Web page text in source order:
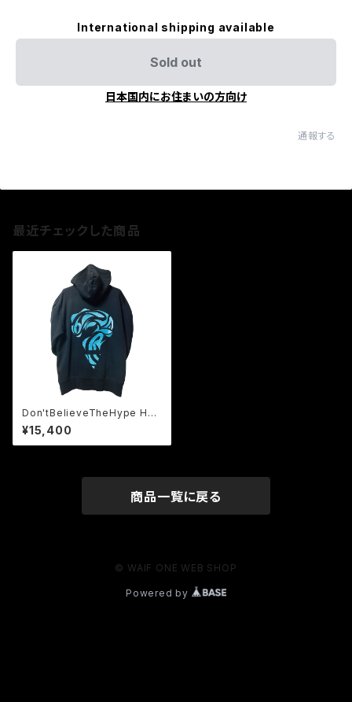
International shipping available
Sold out
日本国内にお住まいの方向け
通報する
最近チェックした商品
Don'tBelieveTheHype Hoo
die
¥15,400
商品一覧に戻る
© WAIF ONE WEB SHOP
Powered by